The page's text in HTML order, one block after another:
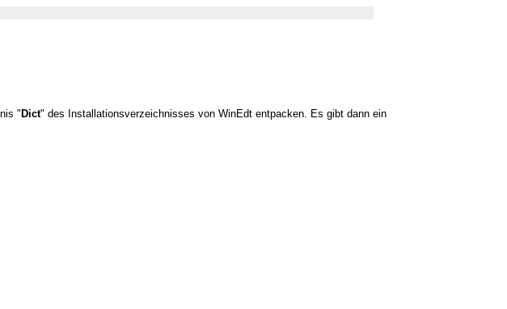
" Dict" des Installationsverzeichnisses von WinEdt entpacken. Es gibt dann ein